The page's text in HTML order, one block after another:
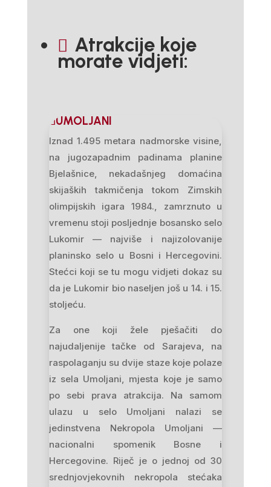
 Atrakcije koje
morate vidjeti:
UMOLJANI
Iznad 1.495 metara nadmorske visine,
na jugozapadnim padinama planine
Bjelašnice, nekadašnjeg domaćina
skijaških takmičenja tokom Zimskih
olimpijskih igara 1984., zamrznuto u
vremenu stoji posljednje bosansko selo
Lukomir — najviše i najizolovanije
planinsko selo u Bosni i Hercegovini.
Stećci koji se tu mogu vidjeti dokaz su
da je Lukomir bio naseljen još u 14. i 15.
stoljeću.
Za one koji žele pješačiti do
najudaljenije tačke od Sarajeva, na
raspolaganju su dvije staze koje polaze
iz sela Umoljani, mjesta koje je samo
po sebi prava atrakcija. Na samom
ulazu u selo Umoljani nalazi se
jedinstvena Nekropola Umoljani —
nacionalni spomenik Bosne i
Hercegovine. Riječ je o jednoj od 30
srednjovjekovnih nekropola stećaka